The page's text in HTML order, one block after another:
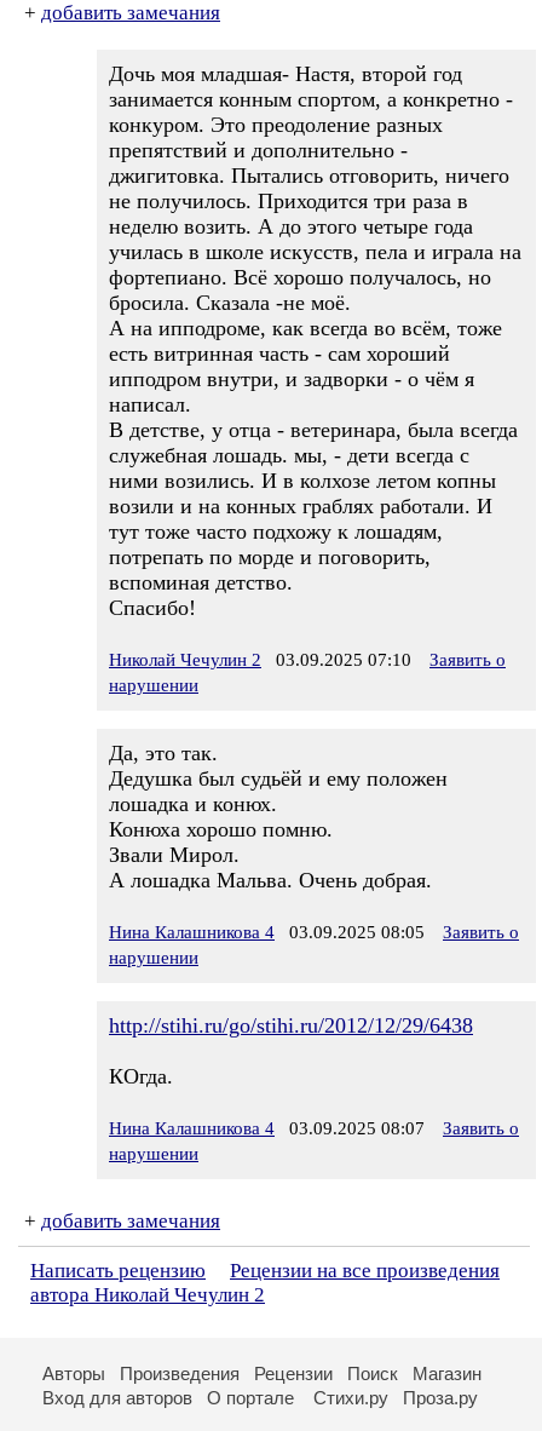
+ добавить замечания
Дочь моя младшая- Настя, второй год
занимается конным спортом, а конкретно -
конкуром. Это преодоление разных
препятствий и дополнительно -
джигитовка. Пытались отговорить, ничего
не получилось. Приходится три раза в
неделю возить. А до этого четыре года
училась в школе искусств, пела и играла на
фортепиано. Всё хорошо получалось, но
бросила. Сказала -не моё.
А на ипподроме, как всегда во всём, тоже
есть витринная часть - сам хороший
ипподром внутри, и задворки - о чём я
написал.
В детстве, у отца - ветеринара, была всегда
служебная лошадь. мы, - дети всегда с
ними возились. И в колхозе летом копны
возили и на конных граблях работали. И
тут тоже часто подхожу к лошадям,
потрепать по морде и поговорить,
вспоминая детство.
Спасибо!
Николай Чечулин 2 03.09.2025 07:10
Заявить о
нарушении
Да, это так.
Дедушка был судьёй и ему положен
лошадка и конюх.
Конюха хорошо помню.
Звали Мирол.
А лошадка Мальва. Очень добрая.
Нина Калашникова 4 03.09.2025 08:05
Заявить о
нарушении
http://stihi.ru/go/stihi.ru/2012/12/29/6438
КОгда.
Нина Калашникова 4 03.09.2025 08:07
Заявить о
нарушении
+ добавить замечания
Написать рецензию
Рецензии на все произведения
автора Николай Чечулин 2
Авторы Произведения Рецензии Поиск
Магазин
Вход для авторов
О портале Стихи.ру Проза.ру